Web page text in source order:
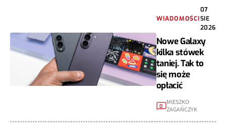
WIADOMOŚCI
07
SIE
2026
Nowe Galaxy
kilka stówek
taniej. Tak to
się może
opłacić
0
MIESZKO
ZAGAŃCZYK